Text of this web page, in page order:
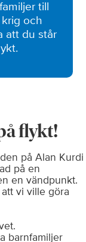
flykt!
på Alan Kurdi
på en
en vändpunkt.
vi ville göra
barnfamiljer
till
krig och
att du står